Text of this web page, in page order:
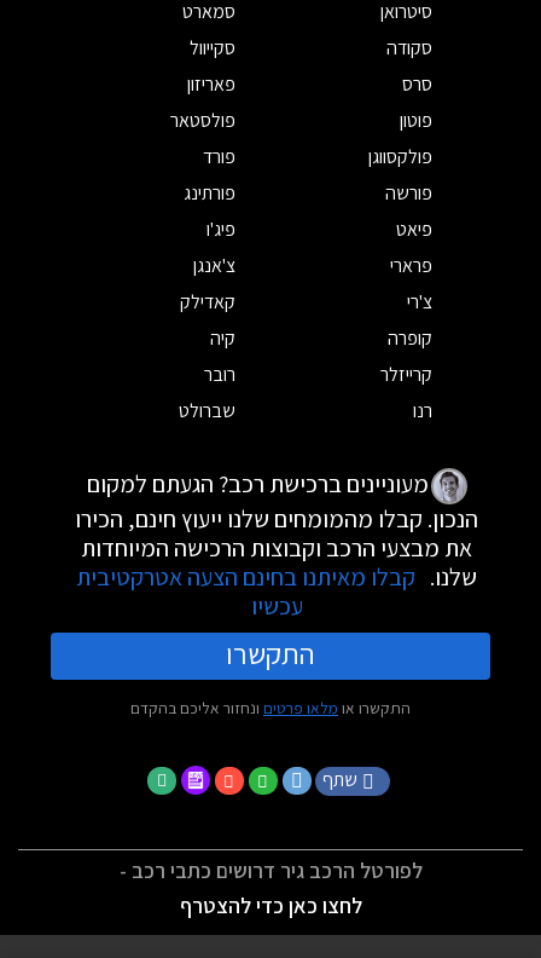
סיטרואן
סמארט
סקודה
סקייוול
סרס
פאריזון
פוטון
פולסטאר
פולקסווגן
פורד
פורשה
פורתינג
פיאט
פיג'ו
פרארי
צ'אנגן
צ'רי
קאדילק
קופרה
קיה
קרייזלר
רובר
רנו
שברולט
מעוניינים ברכישת רכב? הגעתם למקום
הנכון. קבלו מהמומחים שלנו ייעוץ חינם, הכירו
את מבצעי הרכב וקבוצות הרכישה המיוחדות
שלנו. קבלו מאיתנו בחינם הצעה אטרקטיבית
עכשיו
התקשרו
התקשרו או מלאו פרטים ונחזור אליכם בהקדם
שתף
לפורטל הרכב גיר דרושים כתבי רכב -
לחצו כאן כדי להצטרף